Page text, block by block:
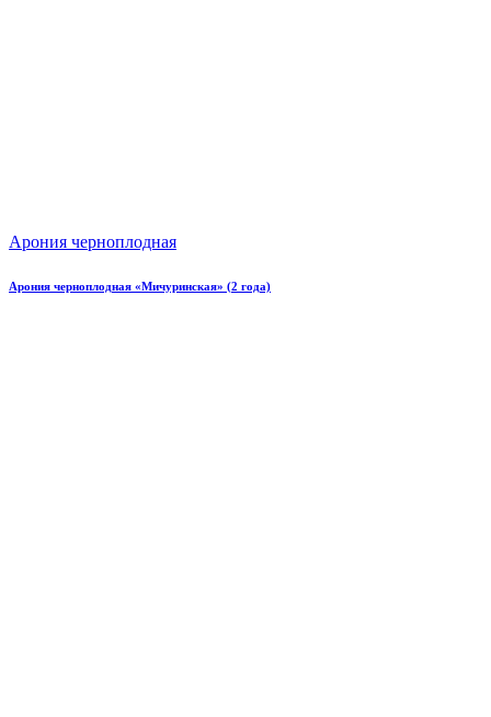
Арония черноплодная
Арония черноплодная «Мичуринская» (2 года)